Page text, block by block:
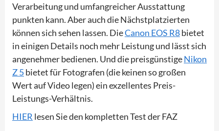
Verarbeitung und umfangreicher Ausstattung
punkten kann. Aber auch die Nächstplatzierten
können sich sehen lassen. DieCanon EOS R8bietet
in einigen Details noch mehr Leistung und lässt sich
angenehmer bedienen. Und die preisgünstigeNikon
Z 5bietet für Fotografen (die keinen so großen
Wert auf Video legen) ein exzellentes Preis-
Leistungs-Verhältnis.
HIER lesen Sie den kompletten Test der FAZ